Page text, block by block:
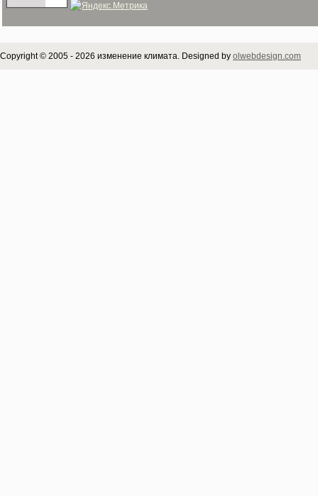
Copyright © 2005 - 2026 изменение климата. Designed by olwebdesign.com